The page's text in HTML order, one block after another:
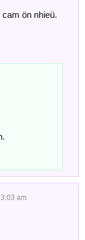
ön nhieü.
am